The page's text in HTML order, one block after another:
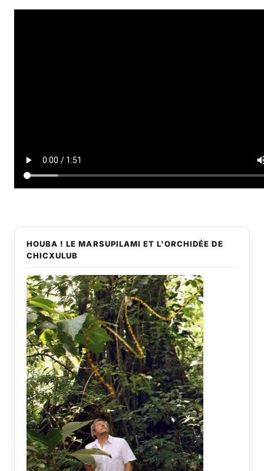
HOUBA ! LE MARSUPILAMI ET L'ORCHIDÉE DE
CHICXULUB